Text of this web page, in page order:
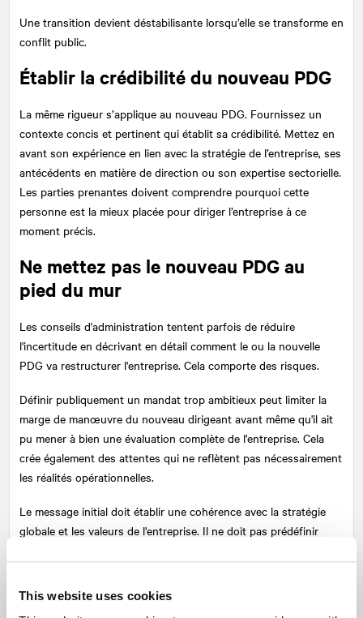
This website uses cookies
Une transition devient déstabilisante lorsqu’elle se transforme en
conflit public.
Établir la crédibilité du nouveau PDG
La même rigueur s’applique au nouveau PDG. Fournissez un
contexte concis et pertinent qui établit sa crédibilité. Mettez en
avant son expérience en lien avec la stratégie de l’entreprise, ses
antécédents en matière de direction ou son expertise sectorielle.
Les parties prenantes doivent comprendre pourquoi cette
personne est la mieux placée pour diriger l’entreprise à ce
moment précis.
Ne mettez pas le nouveau PDG au
pied du mur
Les conseils d'administration tentent parfois de réduire
l'incertitude en décrivant en détail comment le ou la nouvelle
PDG va restructurer l'entreprise. Cela comporte des risques.
Définir publiquement un mandat trop ambitieux peut limiter la
marge de manœuvre du nouveau dirigeant avant même qu'il ait
pu mener à bien une évaluation complète de l'entreprise. Cela
crée également des attentes qui ne reflètent pas nécessairement
les réalités opérationnelles.
Le message initial doit établir une cohérence avec la stratégie
globale et les valeurs de l'entreprise. Il ne doit pas prédéfinir
nécessaire pour écouter, évaluer, puis définir la direction à